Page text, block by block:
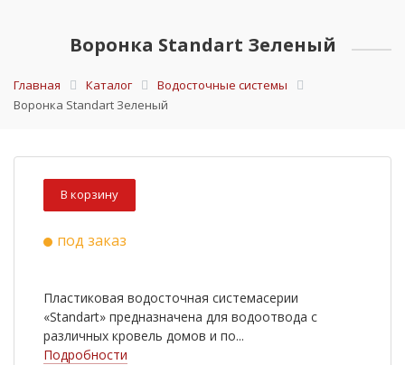
Воронка Standart Зеленый
Главная Каталог
Водосточные системы
Воронка Standart Зеленый
В корзину
под заказ
Пластиковая водосточная системасерии
«Standart» предназначена для водоотвода с
различных кровель домов и по...
Подробности